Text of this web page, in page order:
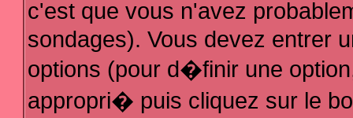
c'est que vous n'avez
sondages). Vous devez entrer
options (pour d�finir une
appropri� puis cliquez sur le